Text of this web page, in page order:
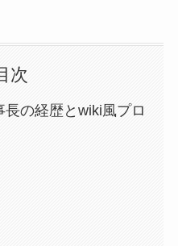
次
長の経歴とwiki風プロ